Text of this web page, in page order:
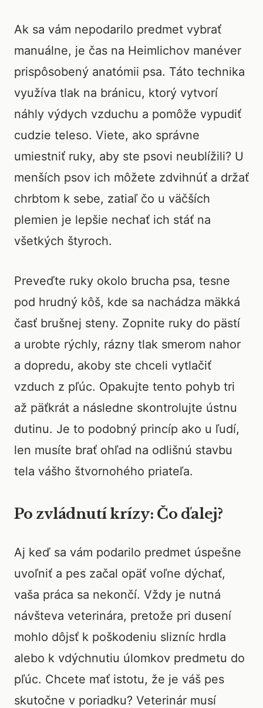
Ak sa vám nepodarilo predmet vybrať
manuálne, je čas na Heimlichov manéver
prispôsobený anatómii psa. Táto technika
využíva tlak na bránicu, ktorý vytvorí
náhly výdych vzduchu a pomôže vypudiť
cudzie teleso. Viete, ako správne
umiestniť ruky, aby ste psovi neublížili? U
menších psov ich môžete zdvihnúť a držať
chrbtom k sebe, zatiaľ čo u väčších
plemien je lepšie nechať ich stáť na
všetkých štyroch.
Preveďte ruky okolo brucha psa, tesne
pod hrudný kôš, kde sa nachádza mäkká
časť brušnej steny. Zopnite ruky do pästí
a urobte rýchly, rázny tlak smerom nahor
a dopredu, akoby ste chceli vytlačiť
vzduch z pľúc. Opakujte tento pohyb tri
až päťkrát a následne skontrolujte ústnu
dutinu. Je to podobný princíp ako u ľudí,
len musíte brať ohľad na odlišnú stavbu
tela vášho štvornohého priateľa.
Po zvládnutí krízy: Čo ďalej?
Aj keď sa vám podarilo predmet úspešne
uvoľniť a pes začal opäť voľne dýchať,
vaša práca sa nekončí. Vždy je nutná
návšteva veterinára, pretože pri dusení
mohlo dôjsť k poškodeniu slizníc hrdla
alebo k vdýchnutiu úlomkov predmetu do
pľúc. Chcete mať istotu, že je váš pes
skutočne v poriadku? Veterinár musí